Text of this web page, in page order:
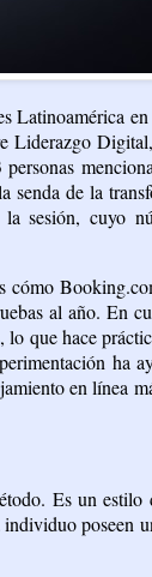
Latinoamérica
Liderazgo
senda de la
sesión, cuyo
cómo
al año. En
que hace
ha
en línea
Es un
poseen